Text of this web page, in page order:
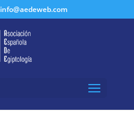
info@aedeweb.com